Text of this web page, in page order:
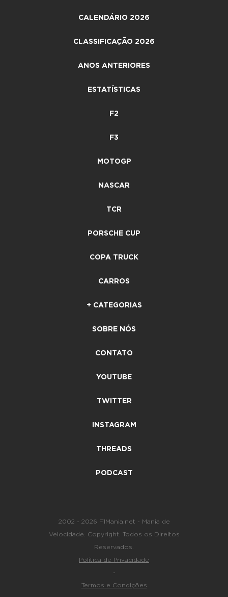
CALENDÁRIO 2026
CLASSIFICAÇÃO 2026
ANOS ANTERIORES
ESTATÍSTICAS
F2
F3
MOTOGP
NASCAR
TCR
PORSCHE CUP
COPA TRUCK
CARROS
+ CATEGORIAS
SOBRE NÓS
CONTATO
YOUTUBE
TWITTER
INSTAGRAM
THREADS
PODCAST
2002 - 2026 F1Mania.net - Mania de
Velocidade. Copyright. Todos os Direitos
Reservados.
Política de Privacidade
-
Termos e Condições